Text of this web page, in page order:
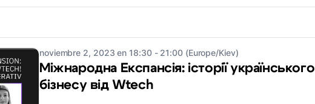
noviembre 2, 2023 en 18:30 - 21:00 (Europe/Kiev)
Міжнародна Експансія: історії українського
бізнесу від Wtech